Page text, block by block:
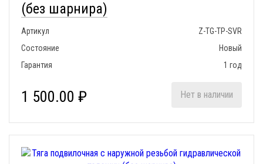
(без шарнира)
Артикул
Z-TG-TP-SVR
Состояние
Новый
Гарантия
1 год
1 500.00 ₽ Нет в наличии